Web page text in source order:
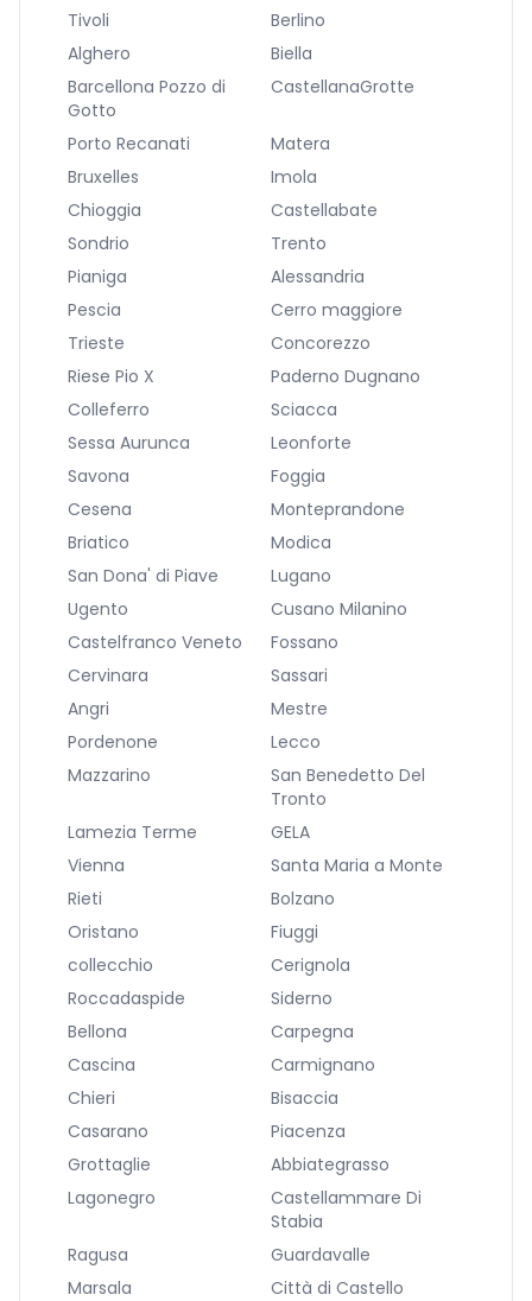
Tivoli
Berlino
Alghero
Biella
Barcellona Pozzo di
Gotto
CastellanaGrotte
Porto Recanati
Matera
Bruxelles
Imola
Chioggia
Castellabate
Sondrio
Trento
Pianiga
Alessandria
Pescia
Cerro maggiore
Trieste
Concorezzo
Riese Pio X
Paderno Dugnano
Colleferro
Sciacca
Sessa Aurunca
Leonforte
Savona
Foggia
Cesena
Monteprandone
Briatico
Modica
San Dona' di Piave
Lugano
Ugento
Cusano Milanino
Castelfranco Veneto
Fossano
Cervinara
Sassari
Angri
Mestre
Pordenone
Lecco
Mazzarino
San Benedetto Del
Tronto
Lamezia Terme
GELA
Vienna
Santa Maria a Monte
Rieti
Bolzano
Oristano
Fiuggi
collecchio
Cerignola
Roccadaspide
Siderno
Bellona
Carpegna
Cascina
Carmignano
Chieri
Bisaccia
Casarano
Piacenza
Grottaglie
Abbiategrasso
Lagonegro
Castellammare Di
Stabia
Ragusa
Guardavalle
Marsala
Città di Castello